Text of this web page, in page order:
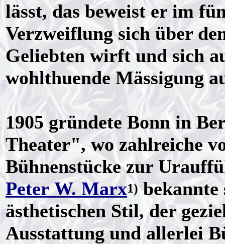
lässt, das beweist er im
Verzweiflung sich über
Geliebten wirft und sich
wohlthuende Mässigung
1905 gründete Bonn in
Theater", wo zahlreiche
Bühnenstücke zur
Peter W. Marx1)bekannte
ästhetischen Stil, der
Ausstattung und allerlei